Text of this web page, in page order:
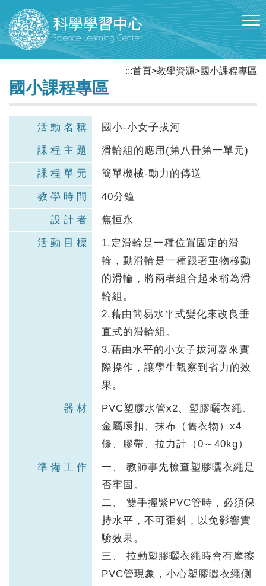
國小課程專區
:::首頁>教學資源>國小課程專區
活動名稱 國小-小女子拔河
課程主題 滑輪組的應用(第八冊第一單元)
課程單元 簡單機械-動力的傳送
教學時間 40分鐘
設計者 焦恒永
活動目標
1.定滑輪是一種位置固定的滑
輪，動滑輪是一種跟著重物移動
的滑輪，將兩者組合起來稱為滑
輪組。
2.藉由簡易水平式變化來改良垂
直式的滑輪組。
3.藉由水平的小女子拔河器來實
際操作，讓學生觀察到省力的效
果。
器材
PVC塑膠水管x2、塑膠曬衣繩、
金屬環扣、抹布（舊衣物）x4
條、膠帶、拉力計（0～40kg）
準備工作
一、 教師事先檢查塑膠曬衣繩是
否牢固。
二、 雙手握緊PVC管時，必須保
持水平，不可歪斜，以免影響實
驗效果。
三、 拉動塑膠曬衣繩時會有摩擦
PVC管現象，小心塑膠曬衣繩側